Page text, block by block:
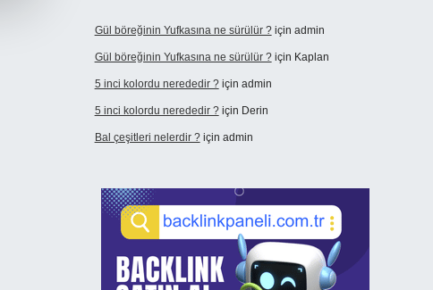
Gül böreğinin Yufkasına ne sürülür ?için admin
Gül böreğinin Yufkasına ne sürülür ?için Kaplan
5 inci kolordu nerededir ?için admin
5 inci kolordu nerededir ?için Derin
Bal çeşitleri nelerdir ?için admin